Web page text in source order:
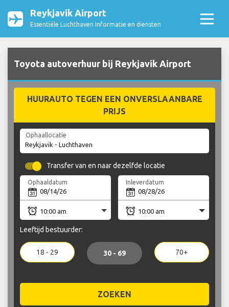
Reykjavik Airport
Essentiële Luchthaven Informatie en diensten
Toyota autoverhuur bij Reykjavik Airport
HUURAUTO TEGEN EEN ONVERSLAANBARE
PRIJS
Ophaallocatie
Transfer van en naar dezelfde locatie
Ophaaldatum Inleverdatum
Leeftijd bestuurder:
18 - 29 30 - 69 70+
ZOEKEN